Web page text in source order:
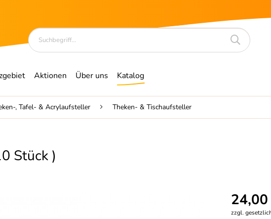
Aktionen Über uns Katalog
, Tafel- & Acrylaufsteller Theken- & Tischaufsteller
Stück )
zzgl.